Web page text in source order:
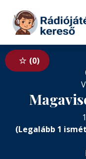
Tovább a tartalomhoz
0
(Legalább 1